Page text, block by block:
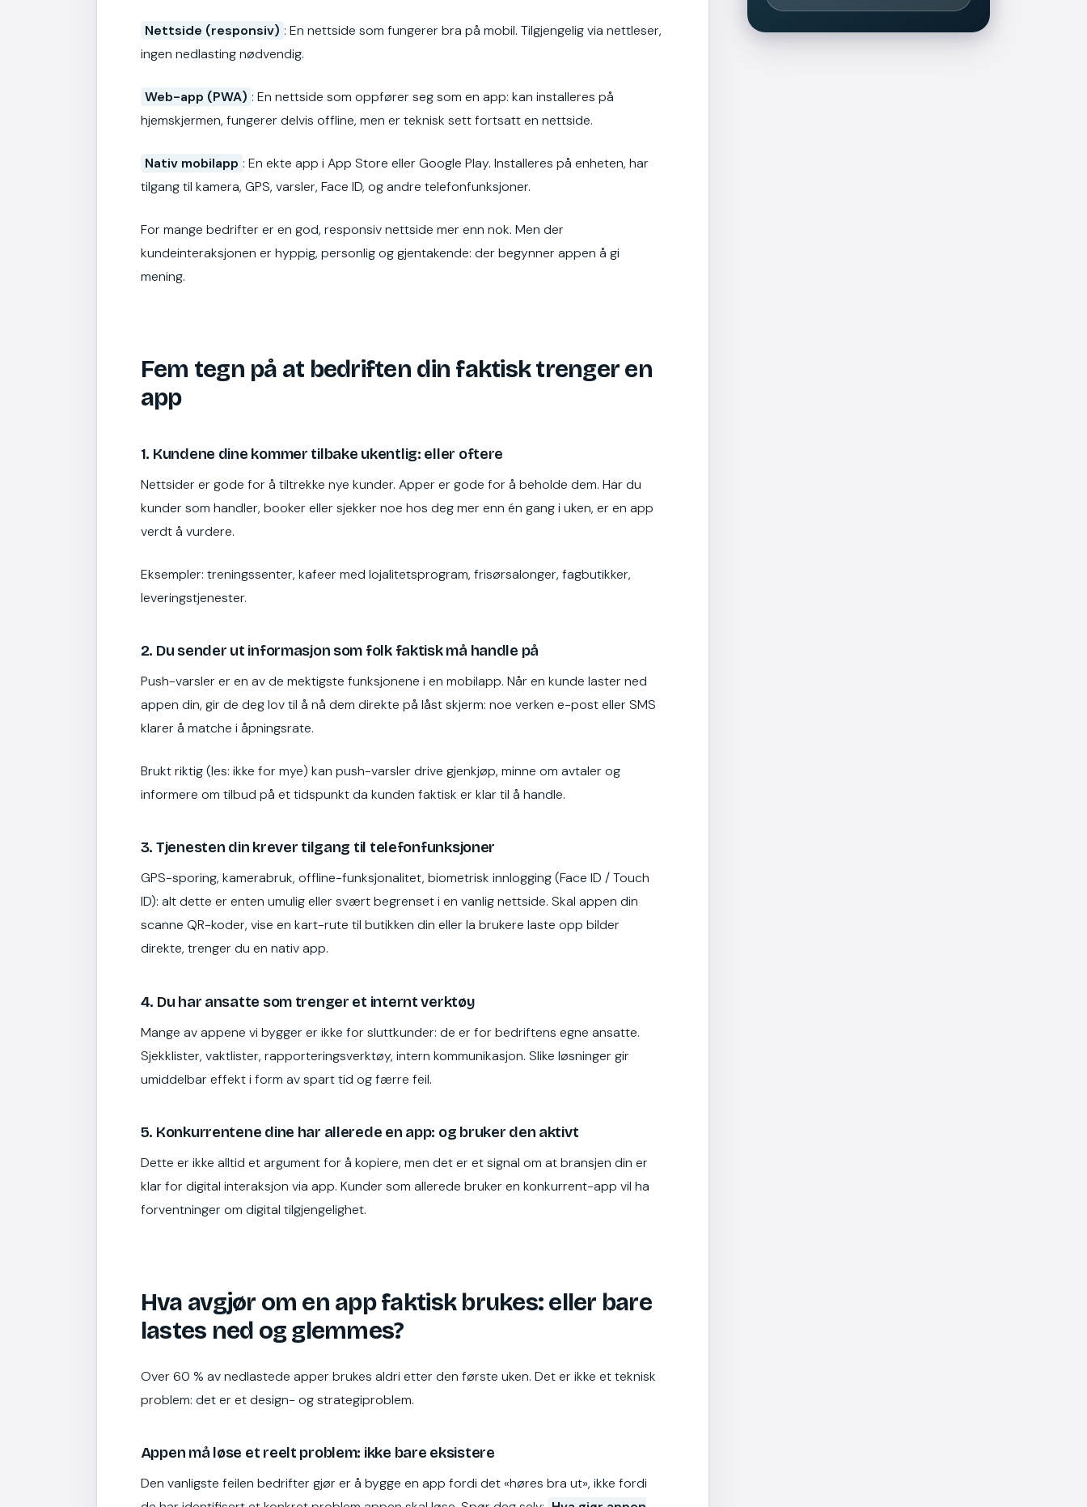
Nettside (responsiv) : En nettside som fungerer bra på mobil. Tilgjengelig via nettleser,
ingen nedlasting nødvendig.
Web-app (PWA) : En nettside som oppfører seg som en app: kan installeres på
hjemskjermen, fungerer delvis offline, men er teknisk sett fortsatt en nettside.
Nativ mobilapp : En ekte app i App Store eller Google Play. Installeres på enheten, har
tilgang til kamera, GPS, varsler, Face ID, og andre telefonfunksjoner.
For mange bedrifter er en god, responsiv nettside mer enn nok. Men der
kundeinteraksjonen er hyppig, personlig og gjentakende: der begynner appen å gi
mening.
Fem tegn på at bedriften din faktisk trenger en
app
1. Kundene dine kommer tilbake ukentlig: eller oftere
Nettsider er gode for å tiltrekke nye kunder. Apper er gode for å beholde dem. Har du
kunder som handler, booker eller sjekker noe hos deg mer enn én gang i uken, er en app
verdt å vurdere.
Eksempler: treningssenter, kafeer med lojalitetsprogram, frisørsalonger, fagbutikker,
leveringstjenester.
2. Du sender ut informasjon som folk faktisk må handle på
Push-varsler er en av de mektigste funksjonene i en mobilapp. Når en kunde laster ned
appen din, gir de deg lov til å nå dem direkte på låst skjerm: noe verken e-post eller SMS
klarer å matche i åpningsrate.
Brukt riktig (les: ikke for mye) kan push-varsler drive gjenkjøp, minne om avtaler og
informere om tilbud på et tidspunkt da kunden faktisk er klar til å handle.
3. Tjenesten din krever tilgang til telefonfunksjoner
GPS-sporing, kamerabruk, offline-funksjonalitet, biometrisk innlogging (Face ID / Touch
ID): alt dette er enten umulig eller svært begrenset i en vanlig nettside. Skal appen din
scanne QR-koder, vise en kart-rute til butikken din eller la brukere laste opp bilder
direkte, trenger du en nativ app.
4. Du har ansatte som trenger et internt verktøy
Mange av appene vi bygger er ikke for sluttkunder: de er for bedriftens egne ansatte.
Sjekklister, vaktlister, rapporteringsverktøy, intern kommunikasjon. Slike løsninger gir
umiddelbar effekt i form av spart tid og færre feil.
5. Konkurrentene dine har allerede en app: og bruker den aktivt
Dette er ikke alltid et argument for å kopiere, men det er et signal om at bransjen din er
klar for digital interaksjon via app. Kunder som allerede bruker en konkurrent-app vil ha
forventninger om digital tilgjengelighet.
Hva avgjør om en app faktisk brukes: eller bare
lastes ned og glemmes?
Over 60 % av nedlastede apper brukes aldri etter den første uken. Det er ikke et teknisk
problem: det er et design- og strategiproblem.
Appen må løse et reelt problem: ikke bare eksistere
Den vanligste feilen bedrifter gjør er å bygge en app fordi det «høres bra ut», ikke fordi